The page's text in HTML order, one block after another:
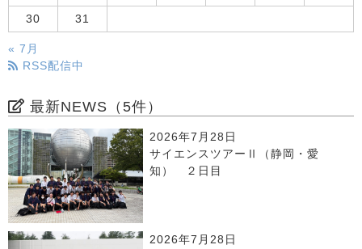
30 31
« 7月
RSS配信中
最新NEWS（5件）
2026年7月28日
サイエンスツアーⅡ（静岡・愛
知） ２日目
2026年7月28日